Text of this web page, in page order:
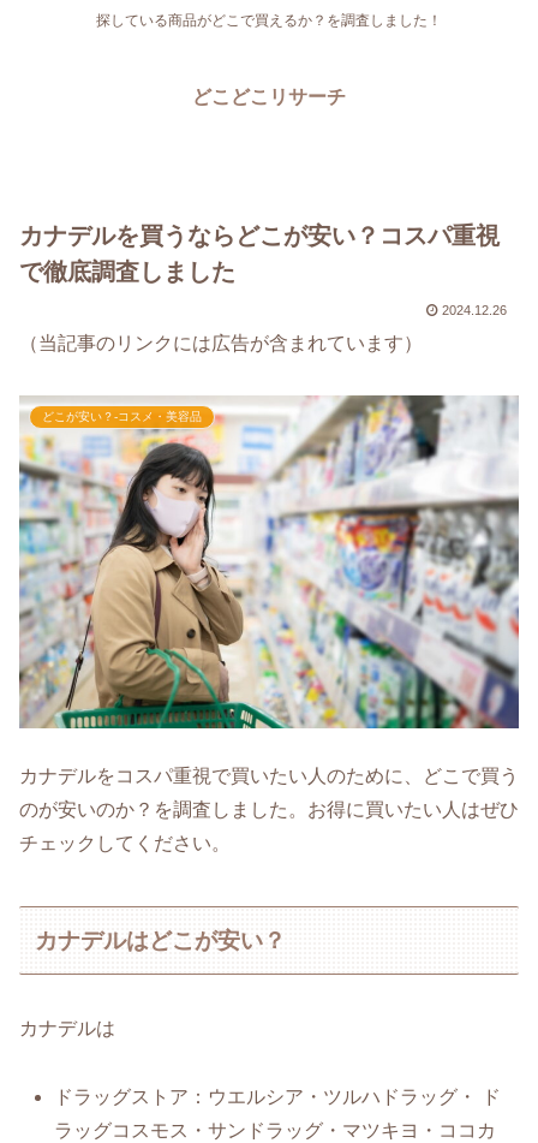
探している商品がどこで買えるか？を調査しました！
どこどこリサーチ
カナデルを買うならどこが安い？コスパ重視
で徹底調査しました
2024.12.26
（当記事のリンクには広告が含まれています）
どこが安い？-コスメ・美容品
カナデルをコスパ重視で買いたい人のために、どこで買う
のが安いのか？を調査しました。お得に買いたい人はぜひ
チェックしてください。
カナデルはどこが安い？
カナデルは
ドラッグストア：ウエルシア・ツルハドラッグ・ ド
ラッグコスモス・サンドラッグ・マツキヨ・ココカ